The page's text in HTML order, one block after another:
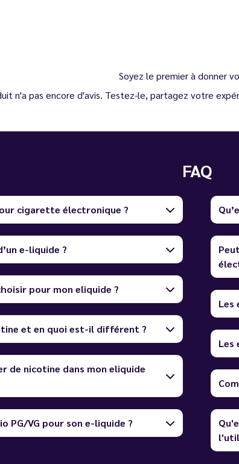
Soyez le premier à donner
n'a pas encore d'avis. Testez-le, partagez votre
FAQ
cigarette électronique ?
e-liquide ?
pour mon eliquide ?
et en quoi est-il différent ?
de nicotine dans mon eliquide
PG/VG pour son e-liquide ?
Les
Les